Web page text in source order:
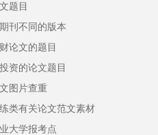
题目
刊不同的版本
论文的题目
资的论文题目
图片查重
类有关论文范文素材
大学报考点